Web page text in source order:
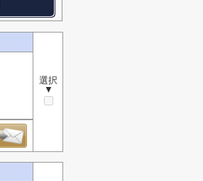
選択
▼